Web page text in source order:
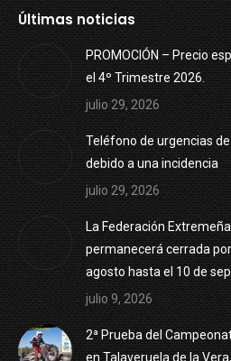
Últimas noticias
PROMOCIÓN – Precio
el 4º Trimestre 2026.
julio 29, 2026
Teléfono de urgencias
debido a una incidencia
julio 29, 2026
La Federación
permanecerá cerrada
agosto hasta el 10 de
julio 9, 2026
2ª Prueba del
en Talaveruela de la